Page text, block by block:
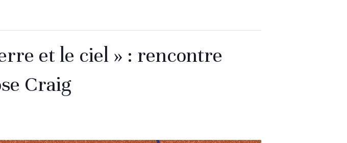
et le ciel » : rencontre
Craig